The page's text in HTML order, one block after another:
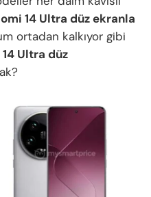
14 Ultra düz ekranla
ortadan kalkıyor gibi
Ultra düz